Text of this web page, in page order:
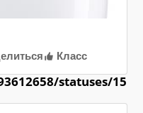
Класс
statuses/15